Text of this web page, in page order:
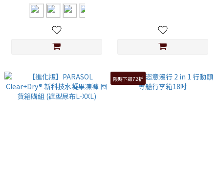
限時下殺72折